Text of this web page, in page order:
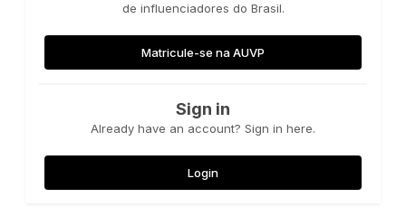
de influenciadores do Brasil.
Matricule-se na AUVP
Sign in
Already have an account? Sign in here.
Login